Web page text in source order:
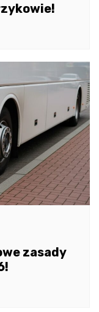
zasady